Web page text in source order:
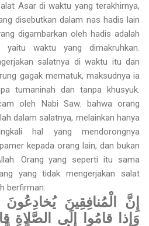
Asar di waktu yang terakhirnya,
disebutkan dalam nas hadis lain
digambarkan oleh hadis adalah
yaitu waktu yang dimakruhkan.
salatnya di waktu itu dan
gagak mematuk, maksudnya ia
tumaninah dan tanpa khusyuk.
oleh Nabi Saw. bahwa orang
dalam salatnya, melainkan hanya
hal yang mendorongnya
kepada orang lain, dan bukan
Orang yang seperti itu sama
yang tidak mengerjakan salat
berfirman:
إِنَّ الْمُنافِقِينَ
وَإِذا قامُوا إِلَى الصَّلاةِ